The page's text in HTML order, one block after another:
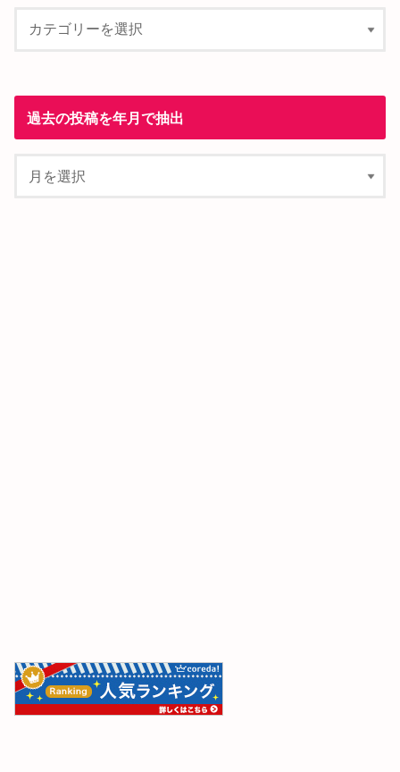
過去の投稿を年月で抽出